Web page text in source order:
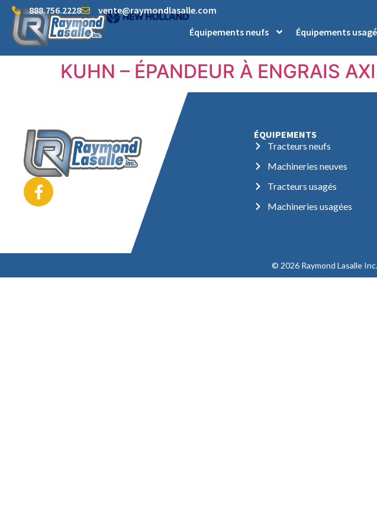
888.756.2228
vente@raymondlasalle.com
Équipements neufs
Équipements
KUHN – ÉPANDEUR À ENGRAIS
ÉQUIPEMENTS
Tracteurs neufs
Machineries neuves
Tracteurs usagés
Machineries usagées
© 2026 Raymond Lasalle